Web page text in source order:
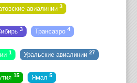
авиалинии 3
3 Трансаэро 4
1 Уральские авиалинии 27
15 Ямал 5